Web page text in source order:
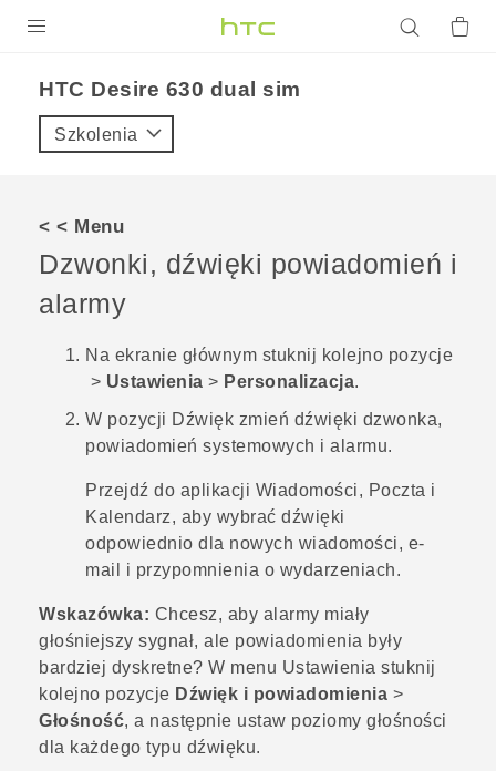
VIVE
VIVERSE
POMOC TECHNICZNA
Urządzenia i akcesoria HTC
HTC Desire 630 dual sim‎
Szkolenia
< < Menu
Dzwonki, dźwięki powiadomień i
alarmy
Na ekranie głównym stuknij kolejno pozycje
> Ustawienia > Personalizacja.
W pozycji Dźwięk zmień dźwięki dzwonka,
powiadomień systemowych i alarmu.
Przejdź do aplikacji Wiadomości, Poczta i
Kalendarz, aby wybrać dźwięki
odpowiednio dla nowych wiadomości, e-
mail i przypomnienia o wydarzeniach.
Wskazówka: Chcesz, aby alarmy miały
głośniejszy sygnał, ale powiadomienia były
bardziej dyskretne? W menu Ustawienia stuknij
kolejno pozycje Dźwięk i powiadomienia >
Głośność, a następnie ustaw poziomy głośności
dla każdego typu dźwięku.